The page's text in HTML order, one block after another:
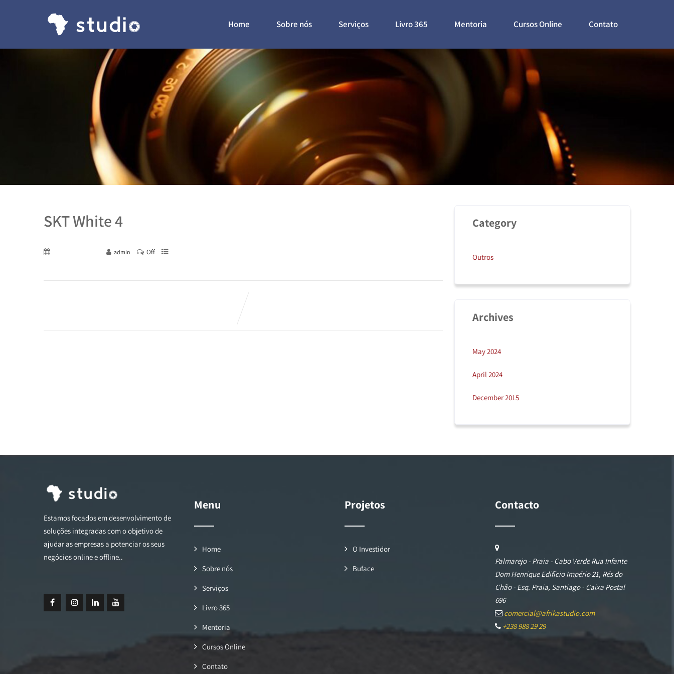
Home Sobre nós Serviços Livro 365 Mentoria Cursos Online Contato
SKT White 4
admin Off
Category
Outros
Archives
May 2024
April 2024
December 2015
Estamos focados em desenvolvimento de
soluções integradas com o objetivo de
ajudar as empresas a potenciar os seus
negócios online e offline..
Menu
Home
Sobre nós
Serviços
Livro 365
Mentoria
Cursos Online
Contato
Projetos
O Investidor
Buface
Contacto
Palmarejo - Praia - Cabo Verde Rua Infante
Dom Henrique Edifício Império 21, Rés do
Chão - Esq. Praia, Santiago - Caixa Postal
696
comercial@afrikastudio.com
+238 988 29 29